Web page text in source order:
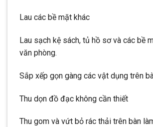
Lau các bề mặt khác
Lau sạch kệ sách, tủ hồ sơ và các bề
văn phòng.
Sắp xếp gọn gàng các vật dụng trên
Thu dọn đồ đạc không cần thiết
Thu gom và vứt bỏ rác thải trên bàn